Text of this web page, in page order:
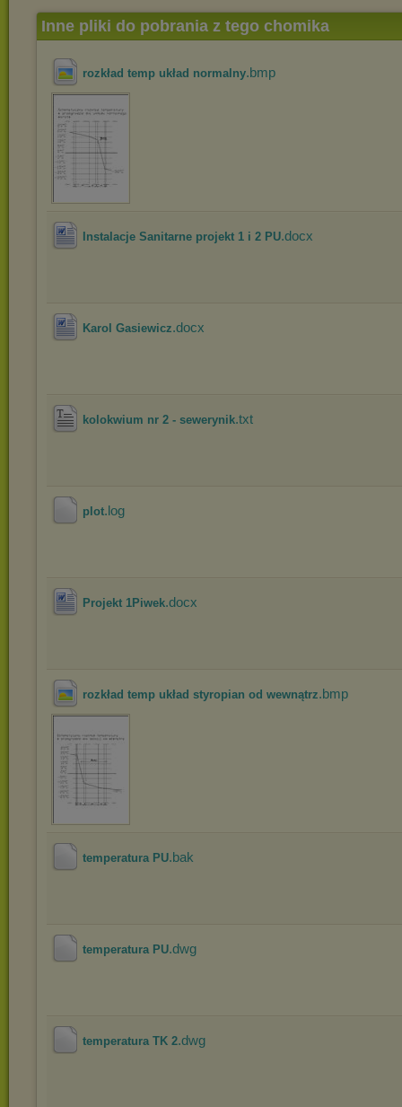
Inne pliki do pobrania z tego chomika
rozkład temp układ normalny.bmp
Instalacje Sanitarne projekt 1 i 2 PU.docx
Karol Gasiewicz.docx
kolokwium nr 2 - sewerynik.txt
plot.log
Projekt 1Piwek.docx
rozkład temp układ styropian od wewnątrz.bmp
temperatura PU.bak
temperatura PU.dwg
temperatura TK 2.dwg